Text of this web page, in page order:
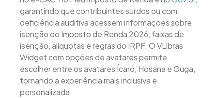
garantindo que contribuintes surdos ou com
deficiência auditiva acessem informações sobre
isenção do Imposto de Renda 2026, faixas de
isenção, alíquotas e regras do IRPF. O VLibras
Widget com opções de avatares permite
escolher entre os avatares Ícaro, Hosana e Guga,
tornando a experiência mais inclusiva e
personalizada.